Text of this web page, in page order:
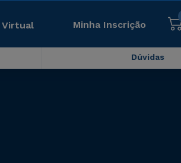
Virtual Minha Inscrição
Dúvidas